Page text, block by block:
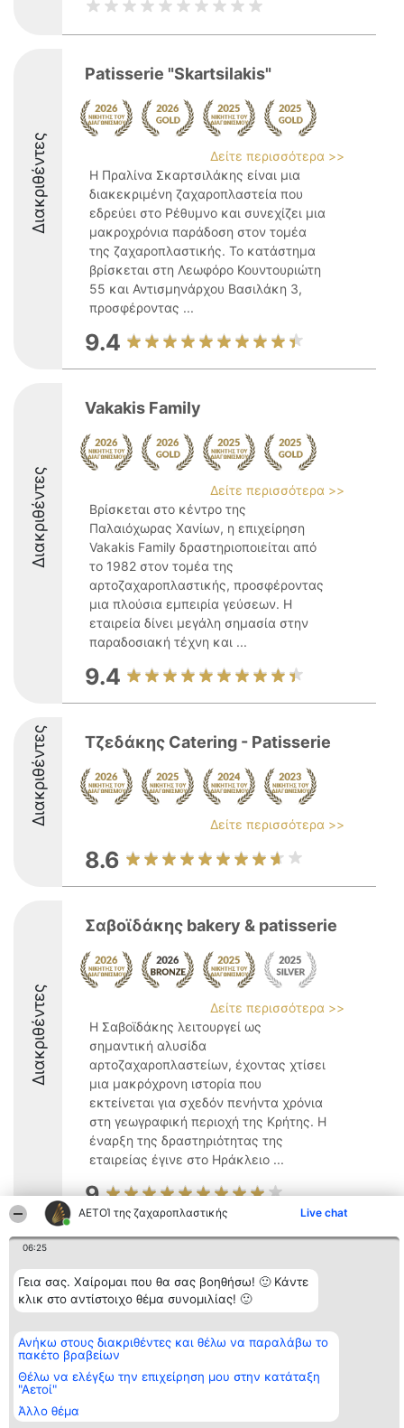
ΑΕΤΟΊ της ζαχαροπλαστικής Live chat
06:25
Γεια σας. Χαίρομαι που θα σας βοηθήσω! 🙂 Κάντε
κλικ στο αντίστοιχο θέμα συνομιλίας! 🙂
Ανήκω στους διακριθέντες και θέλω να παραλάβω το
πακέτο βραβείων
Θέλω να ελέγξω την επιχείρηση μου στην κατάταξη
"Αετοί"
Άλλο θέμα
Διακριθέντες
Patisserie "Skartsilakis"
Δείτε περισσότερα >>
Η Πραλίνα Σκαρτσιλάκης είναι μια
διακεκριμένη ζαχαροπλαστεία που
εδρεύει στο Ρέθυμνο και συνεχίζει μια
μακροχρόνια παράδοση στον τομέα
της ζαχαροπλαστικής. Το κατάστημα
βρίσκεται στη Λεωφόρο Κουντουριώτη
55 και Αντισμηνάρχου Βασιλάκη 3,
προσφέροντας ...
9.4
Διακριθέντες
Vakakis Family
Δείτε περισσότερα >>
Βρίσκεται στο κέντρο της
Παλαιόχωρας Χανίων, η επιχείρηση
Vakakis Family δραστηριοποιείται από
το 1982 στον τομέα της
αρτοζαχαροπλαστικής, προσφέροντας
μια πλούσια εμπειρία γεύσεων. Η
εταιρεία δίνει μεγάλη σημασία στην
παραδοσιακή τέχνη και ...
9.4
Διακριθέντες Τζεδάκης Catering - Patisserie
Δείτε περισσότερα >>
8.6
Διακριθέντες
Σαβοϊδάκης bakery & patisserie
Δείτε περισσότερα >>
Η Σαβοϊδάκης λειτουργεί ως
σημαντική αλυσίδα
αρτοζαχαροπλαστείων, έχοντας χτίσει
μια μακρόχρονη ιστορία που
εκτείνεται για σχεδόν πενήντα χρόνια
στη γεωγραφική περιοχή της Κρήτης. Η
έναρξη της δραστηριότητας της
εταιρείας έγινε στο Ηράκλειο ...
9
κατάταξης
BEAUTIFUL COMPANY
Μονοπρόσωπη ΙΚΕ
ΤΗΛ. ΕΠΙΚΟΙΝΩΝΙΑΣ:
email:
aetoi@beautifulcompany.co
Διακριθέντες
Λίστα όλων
των
διακριθέντων
Όροι &
προϋποθέσεις
ΑΠΟΡΡΗΤΟΥ
Επικοινωνία